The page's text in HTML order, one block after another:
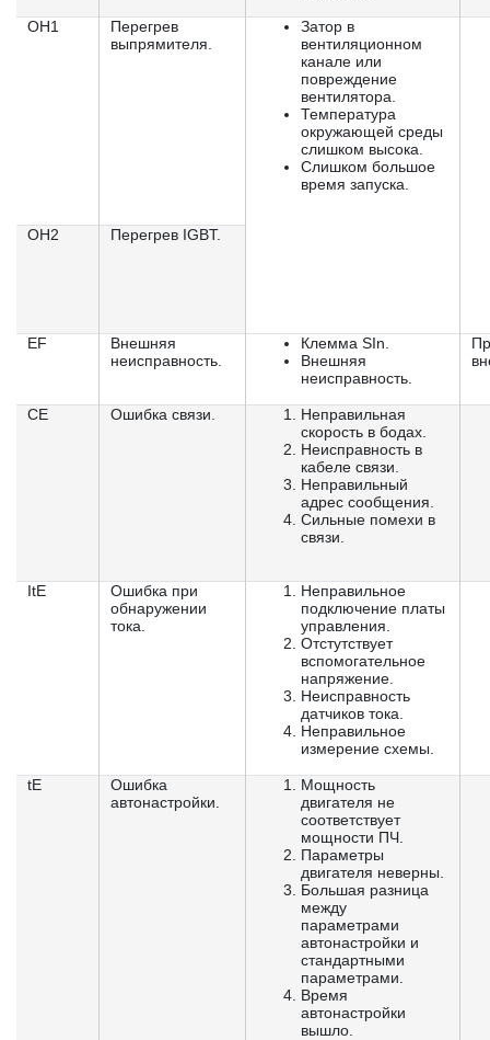
OH1
Перегрев
выпрямителя.
Затор в
вентиляционном
канале или
повреждение
вентилятора.
Температура
окружающей среды
слишком высока.
Слишком большое
время запуска.
OH2 Перегрев IGBT.
EF
Внешняя
неисправность.
Клемма SIn.
Внешняя
неисправность.
CE Ошибка связи.
Неправильная
скорость в бодах.
Неисправность в
кабеле связи.
Неправильный
адрес сообщения.
Сильные помехи в
связи.
ItE
Ошибка при
обнаружении
тока.
Неправильное
подключение платы
управления.
Отстутствует
вспомогательное
напряжение.
Неисправность
датчиков тока.
Неправильное
измерение схемы.
tE
Ошибка
автонастройки.
Мощность
двигателя не
соответствует
мощности ПЧ.
Параметры
двигателя неверны.
Большая разница
между
параметрами
автонастройки и
стандартными
параметрами.
Время
автонастройки
вышло.